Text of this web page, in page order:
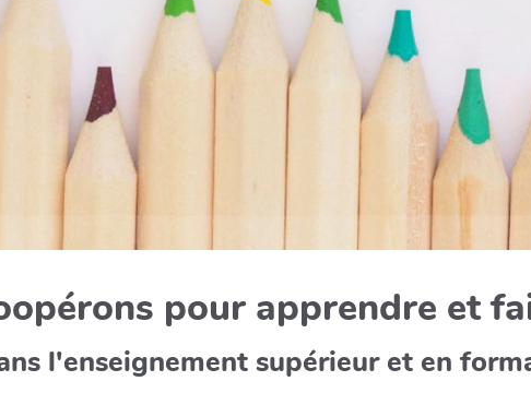
pour apprendre et
l'enseignement supérieur et en